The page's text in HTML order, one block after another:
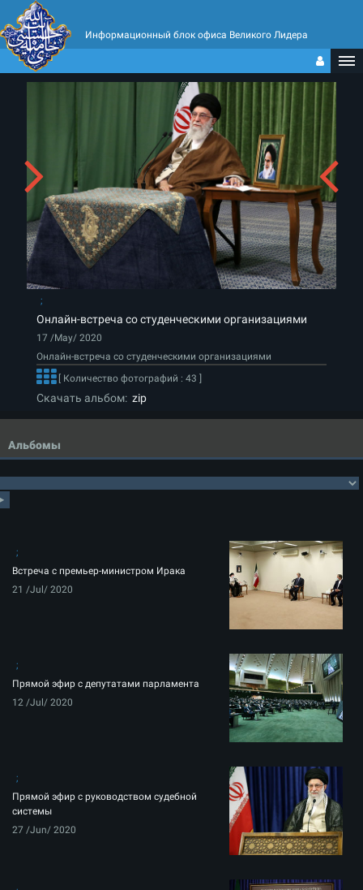
Информационный блок офиса Великого Лидера
Онлайн-встреча со студенческими организациями
17 /May/ 2020
Онлайн-встреча со студенческими организациями
[ Количество фотографий : 43 ]
Скачать альбом: zip
Альбомы
Встреча с премьер-министром Ирака
21 /Jul/ 2020
Прямой эфир с депутатами парламента
12 /Jul/ 2020
Прямой эфир с руководством судебной
системы
27 /Jun/ 2020